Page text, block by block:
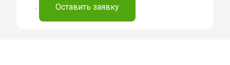
. Оставить заявку